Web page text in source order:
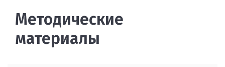
Методические
материалы